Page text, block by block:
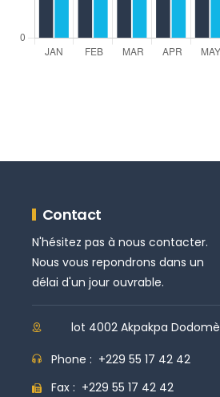
Contact
N'hésitez pas à nous contacter.
Nous vous repondrons dans un
délai d'un jour ouvrable.
lot 4002 Akpakpa Dodomè
Phone : +229 55 17 42 42
Fax : +229 55 17 42 42